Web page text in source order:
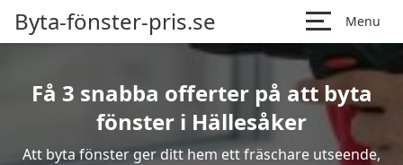
Byta-fönster-pris.se Menu
Få 3 snabba offerter på att byta
fönster i Hällesåker
Att byta fönster ger ditt hem ett fräschare utseende,